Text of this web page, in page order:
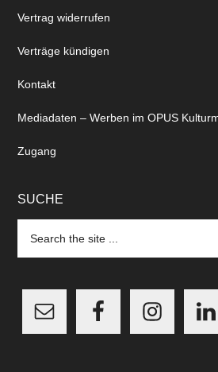
Vertrag widerrufen
Verträge kündigen
Kontakt
Mediadaten – Werben im OPUS
Zugang
SUCHE
the